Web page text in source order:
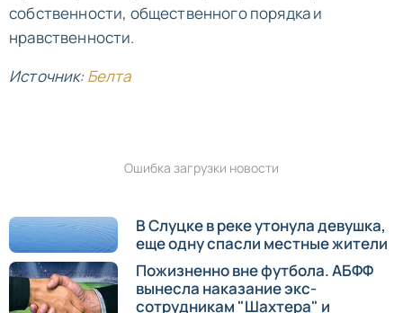
собственности, общественного порядка и
нравственности.
Источник:Белта
Ошибка загрузки новости
В Слуцке в реке утонула девушка,
еще одну спасли местные жители
Пожизненно вне футбола. АБФФ
вынесла наказание экс-
сотрудникам "Шахтера" и